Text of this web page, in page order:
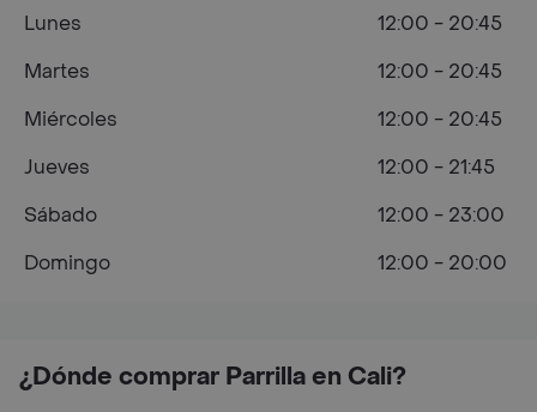
¿Dónde comprar Parrilla en Cali?
Lunes
12:00 - 20:45
Martes
12:00 - 20:45
Miércoles
12:00 - 20:45
Jueves
12:00 - 21:45
Sábado
12:00 - 23:00
Domingo
12:00 - 20:00